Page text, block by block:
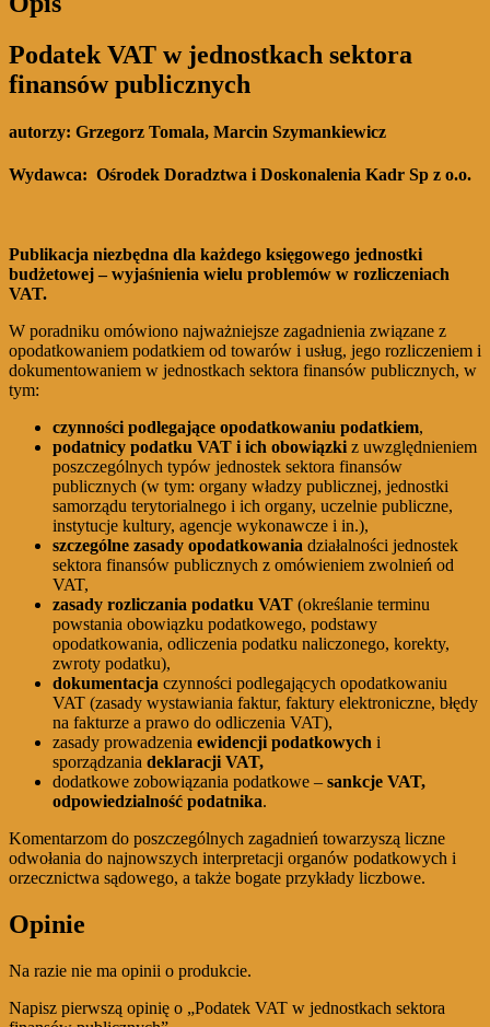
Podatek VAT w jednostkach sektora
finansów publicznych
autorzy: Grzegorz Tomala, Marcin Szymankiewicz
Wydawca: Ośrodek Doradztwa i Doskonalenia Kadr Sp z o.o.
Publikacja niezbędna dla każdego księgowego jednostki
budżetowej – wyjaśnienia wielu problemów w rozliczeniach
VAT.
W poradniku omówiono najważniejsze zagadnienia związane z
opodatkowaniem podatkiem od towarów i usług, jego rozliczeniem i
dokumentowaniem w jednostkach sektora finansów publicznych, w
tym:
czynności podlegające opodatkowaniu podatkiem,
podatnicy podatku VAT i ich obowiązkiz uwzględnieniem
poszczególnych typów jednostek sektora finansów
publicznych (w tym: organy władzy publicznej, jednostki
samorządu terytorialnego i ich organy, uczelnie publiczne,
instytucje kultury, agencje wykonawcze i in.),
szczególne zasady opodatkowania działalności jednostek
sektora finansów publicznych z omówieniem zwolnień od
VAT,
zasady rozliczania podatku VAT (określanie terminu
powstania obowiązku podatkowego, podstawy
opodatkowania, odliczenia podatku naliczonego, korekty,
zwroty podatku),
dokumentacja czynności podlegających opodatkowaniu
VAT (zasady wystawiania faktur, faktury elektroniczne, błędy
na fakturze a prawo do odliczenia VAT),
zasady prowadzenia ewidencji podatkowych i
sporządzania deklaracji VAT,
dodatkowe zobowiązania podatkowe – sankcje VAT,
odpowiedzialność podatnika.
Komentarzom do poszczególnych zagadnień towarzyszą liczne
odwołania do najnowszych interpretacji organów podatkowych i
orzecznictwa sądowego, a także bogate przykłady liczbowe.
Opinie
Na razie nie ma opinii o produkcie.
Napisz pierwszą opinię o „Podatek VAT w jednostkach sektora